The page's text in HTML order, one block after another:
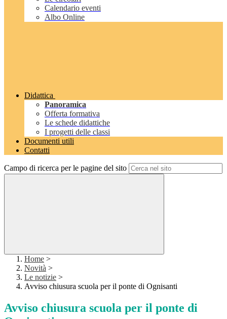
Calendario eventi
Albo Online
Didattica
Panoramica
Offerta formativa
Le schede didattiche
I progetti delle classi
Documenti utili
Contatti
Campo di ricerca per le pagine del sito
Home >
Novità >
Le notizie >
Avviso chiusura scuola per il ponte di Ognisanti
Avviso chiusura scuola per il ponte di